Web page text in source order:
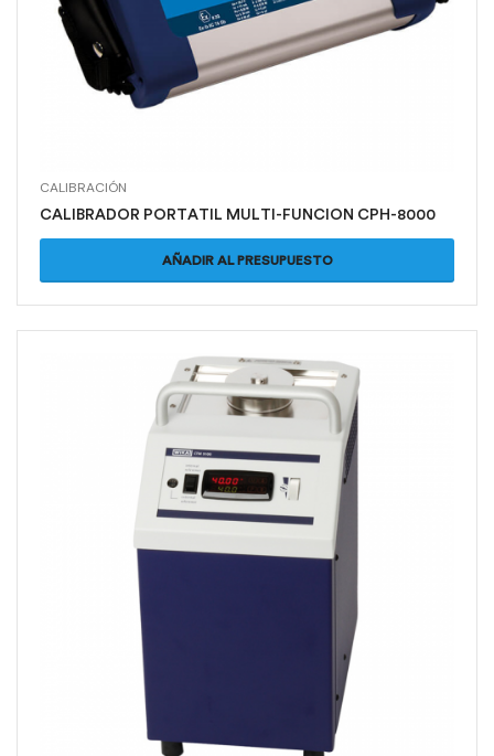
CALIBRACIÓN
CALIBRADOR PORTATIL MULTI-FUNCION CPH-8000
AÑADIR AL PRESUPUESTO